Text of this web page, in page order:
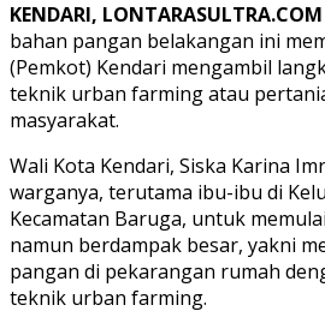
KENDARI,
bahan pangan belakangan ini
(Pemkot) Kendari mengambil
teknik urban farming atau
masyarakat.
Wali Kota Kendari, Siska Karina
warganya, terutama ibu-ibu di
Kecamatan Baruga, untuk
namun berdampak besar, yakni
pangan di pekarangan rumah
teknik urban farming.